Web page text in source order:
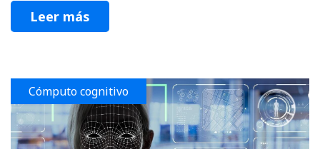
Leer más
Cómputo cognitivo